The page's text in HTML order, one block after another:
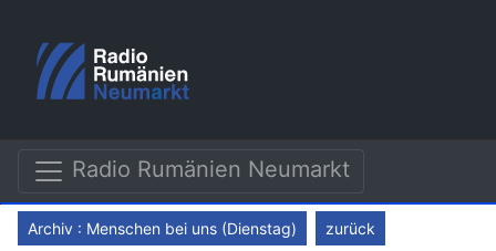
Radio Rumänien Neumarkt
Archiv : Menschen bei uns (Dienstag) zurück